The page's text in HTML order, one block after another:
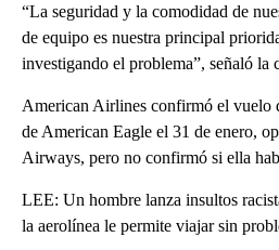
“La seguridad y la comodidad de
de equipo es nuestra principal
investigando el problema”, señaló la
American Airlines confirmó el vuelo
de American Eagle el 31 de enero,
Airways, pero no confirmó si ella
LEE: Un hombre lanza insultos
la aerolínea le permite viajar sin